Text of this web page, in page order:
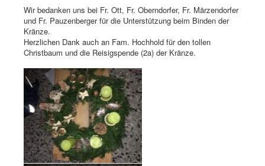
Wir bedanken uns bei Fr. Ott, Fr. Oberndorfer, Fr. Märzendorfer
und Fr. Pauzenberger für die Unterstützung beim Binden der
Kränze.
Herzlichen Dank auch an Fam. Hochhold für den tollen
Christbaum und die Reisigspende (2a) der Kränze.